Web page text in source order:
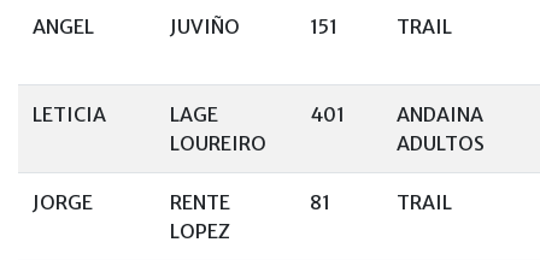
ANGEL JUVIÑO 151 TRAIL
LETICIA
LAGE
LOUREIRO
401
ANDAINA
ADULTOS
JORGE
RENTE
LOPEZ
81 TRAIL